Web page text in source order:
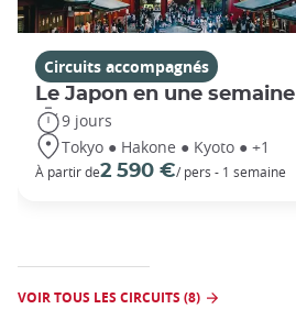
Circuits accompagnés
Le Japon en une semaine
9 jours
Tokyo ● Hakone ● Kyoto ● +1
À partir de2 590 €/ pers - 1 semaine
VOIR TOUS LES CIRCUITS (8)